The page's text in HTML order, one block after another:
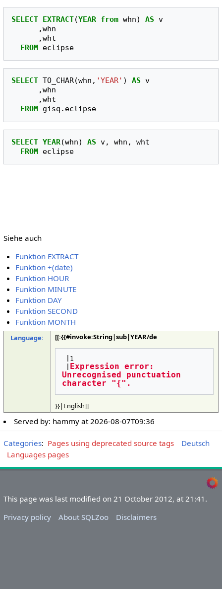
SELECT EXTRACT(YEAR from whn) AS v
,whn
,wht
FROM eclipse
SELECT TO_CHAR(whn , 'YEAR' ) AS v
,whn
,wht
FROM
gisq . eclipse
SELECT YEAR(whn) AS v, whn ,
wht
FROM eclipse
Siehe auch
Funktion EXTRACT
Funktion +(date)
Funktion HOUR
Funktion MINUTE
Funktion DAY
Funktion SECOND
Funktion MONTH
Language: [[:{{#invoke:String|sub|YEAR/de
Expression error:
Unrecognised punctuation
character "{".
}}|English]]
Served by: hammy at2026-08-07T09:36
Categories: Pages using deprecated source tags
Deutsch
Languages pages
This page was last modified on 21 October 2012, at 21:41.
Privacy policy
About SQLZoo Disclaimers